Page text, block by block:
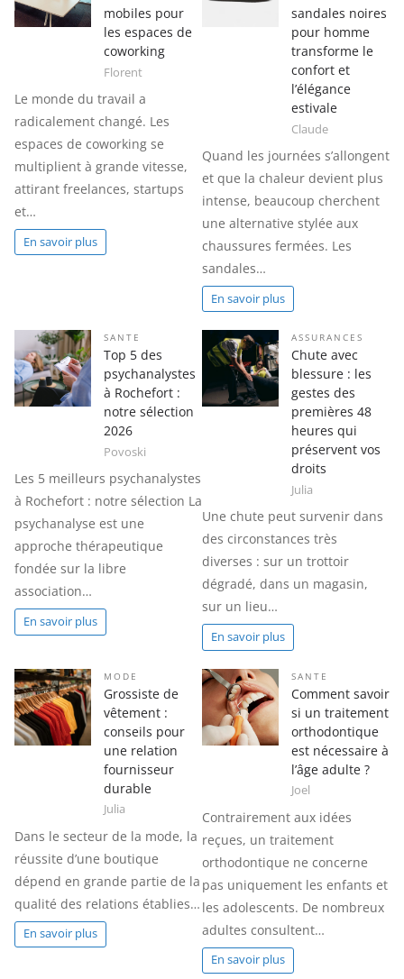
mobiles pour
les espaces de
coworking
Florent
Le monde du travail a
radicalement changé. Les
espaces de coworking se
multiplient à grande vitesse,
attirant freelances, startups
et…
En savoir plus
sandales noires
pour homme
transforme le
confort et
l’élégance
estivale
Claude
Quand les journées s’allongent
et que la chaleur devient plus
intense, beaucoup cherchent
une alternative stylée aux
chaussures fermées. Les
sandales…
En savoir plus
SANTE
Top 5 des
psychanalystes
à Rochefort :
notre sélection
2026
Povoski
Les 5 meilleurs psychanalystes
à Rochefort : notre sélection La
psychanalyse est une
approche thérapeutique
fondée sur la libre
association…
En savoir plus
ASSURANCES
Chute avec
blessure : les
gestes des
premières 48
heures qui
préservent vos
droits
Julia
Une chute peut survenir dans
des circonstances très
diverses : sur un trottoir
dégradé, dans un magasin,
sur un lieu…
En savoir plus
MODE
Grossiste de
vêtement :
conseils pour
une relation
fournisseur
durable
Julia
Dans le secteur de la mode, la
réussite d’une boutique
dépend en grande partie de la
qualité des relations établies…
En savoir plus
SANTE
Comment savoir
si un traitement
orthodontique
est nécessaire à
l’âge adulte ?
Joel
Contrairement aux idées
reçues, un traitement
orthodontique ne concerne
pas uniquement les enfants et
les adolescents. De nombreux
adultes consultent…
En savoir plus